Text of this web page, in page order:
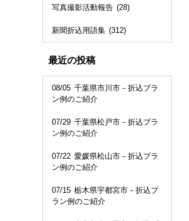
写真撮影活動報告 (28)
新聞折込用語集 (312)
最近の投稿
08/05 千葉県市川市－折込プラ
ン例のご紹介
07/29 千葉県松戸市－折込プラ
ン例のご紹介
07/22 愛媛県松山市－折込プラ
ン例のご紹介
07/15 栃木県宇都宮市－折込プ
ラン例のご紹介